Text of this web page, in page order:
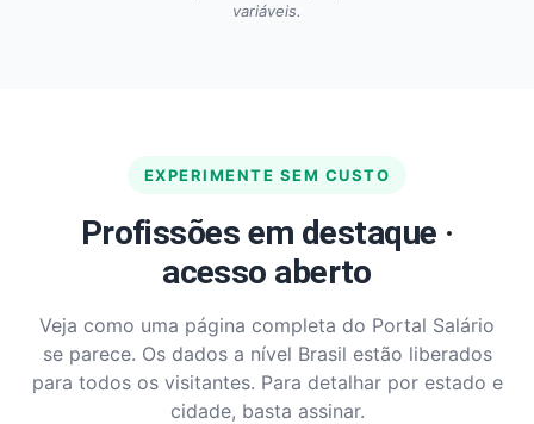
variáveis.
EXPERIMENTE SEM CUSTO
Profissões em destaque ·
acesso aberto
Veja como uma página completa do Portal Salário
se parece. Os dados a nível Brasil estão liberados
para todos os visitantes. Para detalhar por estado e
cidade, basta assinar.